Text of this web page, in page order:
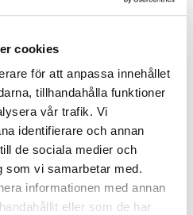
cookies
för att anpassa innehållet
tillhandahålla funktioner
vår trafik. Vi
identifierare och annan
de sociala medier och
som vi samarbetar med.
informationen med annan
eller som de har
för nyfödda